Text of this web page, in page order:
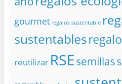
gourmet regalos sustentable
sustentables
reutilizar RSEsemillas